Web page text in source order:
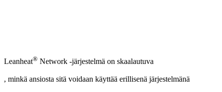
Leanheat® Network -järjestelmä on skaalautuva
, minkä ansiosta sitä voidaan käyttää erillisenä järjestelmänä